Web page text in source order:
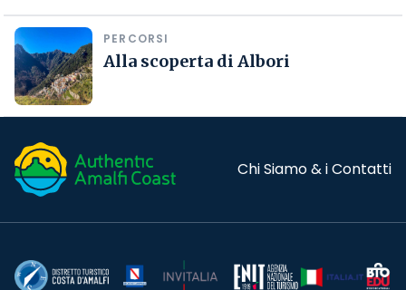
PERCORSI
Alla scoperta di Albori
Chi Siamo & i Contatti